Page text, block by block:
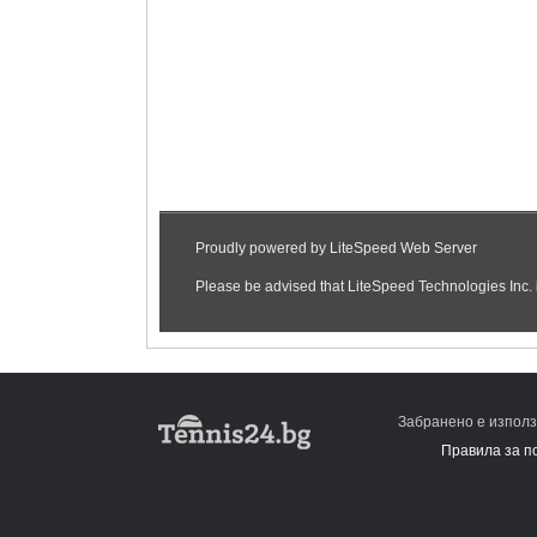
Забранено е
Правила за